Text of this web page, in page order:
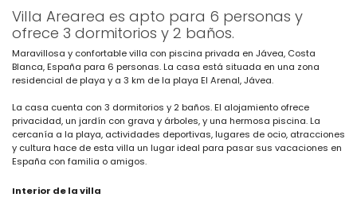
Villa Arearea es apto para 6 personas y
ofrece 3 dormitorios y 2 baños.
Maravillosa y confortable villa con piscina privada en Jávea, Costa
Blanca, España para 6 personas. La casa está situada en una zona
residencial de playa y a 3 km de la playa El Arenal, Jávea.
La casa cuenta con 3 dormitorios y 2 baños. El alojamiento ofrece
privacidad, un jardín con grava y árboles, y una hermosa piscina. La
cercanía a la playa, actividades deportivas, lugares de ocio, atracciones
y cultura hace de esta villa un lugar ideal para pasar sus vacaciones en
España con familia o amigos.
Interior de la villa